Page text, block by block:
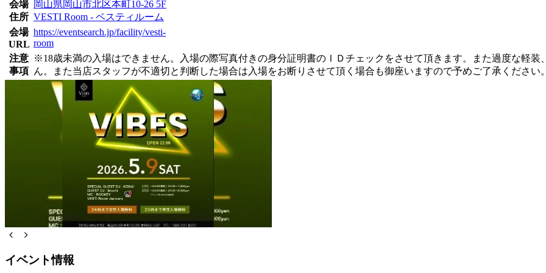
会場
住所
岡山県岡山市北区本町10-26 5F
VESTI Room - ベスティルーム
会場
URL
https://eventsearch.jp/facility/vesti-
room
注意
事項
※18歳未満の入場はできません。入場の際写真付きの身分証明書のＩＤチェックをさせて頂きます。また過度な軽
ん。また当店スタッフが不適切と判断した場合は入場をお断りさせて頂く場合も御座いますので予めご了承ください
イベント情報